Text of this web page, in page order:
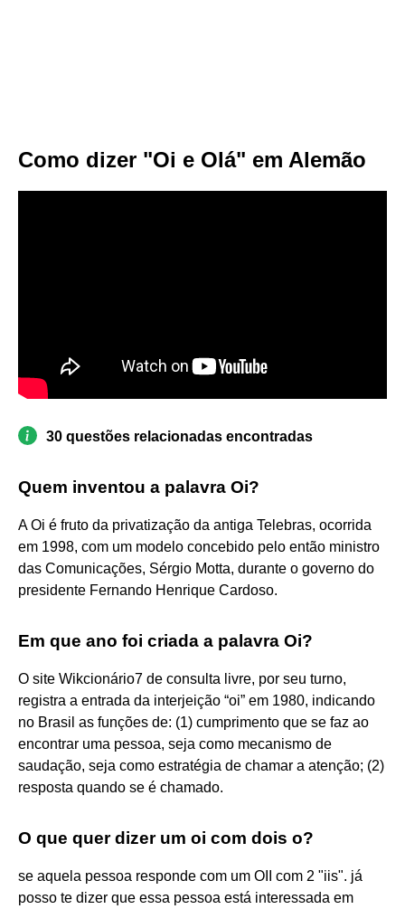
Como dizer "Oi e Olá" em Alemão
30 questões relacionadas encontradas
Quem inventou a palavra Oi?
A Oi é fruto da privatização da antiga Telebras, ocorrida
em 1998, com um modelo concebido pelo então ministro
das Comunicações, Sérgio Motta, durante o governo do
presidente Fernando Henrique Cardoso.
Em que ano foi criada a palavra Oi?
O site Wikcionário7 de consulta livre, por seu turno,
registra a entrada da interjeição “oi” em 1980, indicando
no Brasil as funções de: (1) cumprimento que se faz ao
encontrar uma pessoa, seja como mecanismo de
saudação, seja como estratégia de chamar a atenção; (2)
resposta quando se é chamado.
O que quer dizer um oi com dois o?
se aquela pessoa responde com um OII com 2 "iis". já
posso te dizer que essa pessoa está interessada em